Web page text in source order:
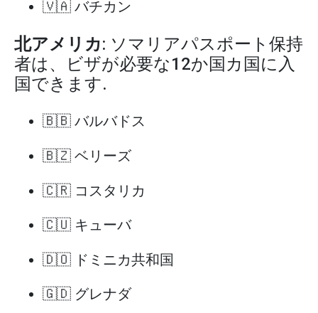
🇻🇦 バチカン
北アメリカ: ソマリアパスポート保持
者は、ビザが必要な12か国カ国に入
国できます.
🇧🇧 バルバドス
🇧🇿 ベリーズ
🇨🇷 コスタリカ
🇨🇺 キューバ
🇩🇴 ドミニカ共和国
🇬🇩 グレナダ